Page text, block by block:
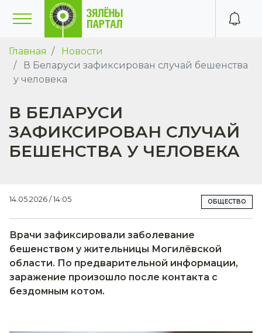
Главная
Новости
В Беларуси зафиксирован случай бешенства
у человека
В БЕЛАРУСИ
ЗАФИКСИРОВАН СЛУЧАЙ
БЕШЕНСТВА У ЧЕЛОВЕКА
14.05.2026 / 14:05 ОБЩЕСТВО
Врачи зафиксировали заболевание
бешенством у жительницы Могилёвской
области. По предварительной информации,
заражение произошло после контакта с
бездомным котом.